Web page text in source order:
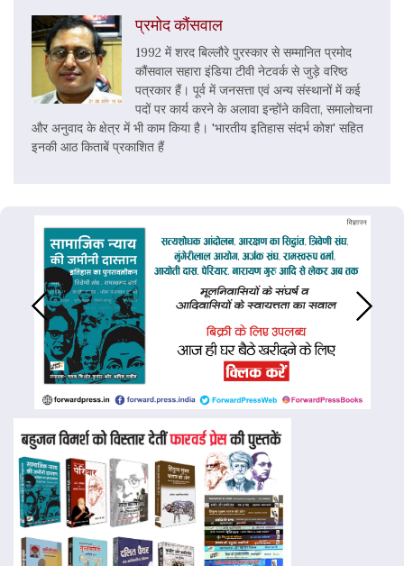
प्रमोद कौंसवाल
1992 में शरद बिल्लौरे पुरस्कार से सम्मानित प्रमोद
कौंसवाल सहारा इंडिया टीवी नेटवर्क से जुड़े वरिष्ठ
पत्रकार हैं। पूर्व में जनसत्ता एवं अन्य संस्थानों में कई
पदों पर कार्य करने के अलावा इन्होंने कविता, समालोचना
और अनुवाद के क्षेत्र में भी काम किया है। 'भारतीय इतिहास संदर्भ कोश' सहित
इनकी आठ किताबें प्रकाशित हैं